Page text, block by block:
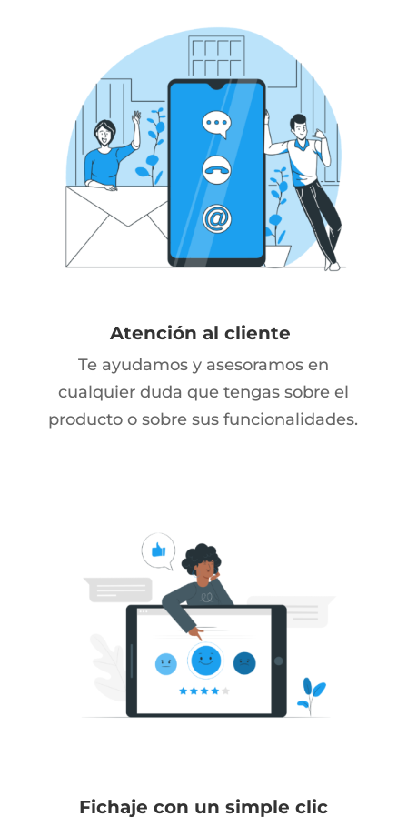
Atención al cliente
Te ayudamos y asesoramos en
cualquier duda que tengas sobre el
producto o sobre sus funcionalidades.
Fichaje con un simple clic